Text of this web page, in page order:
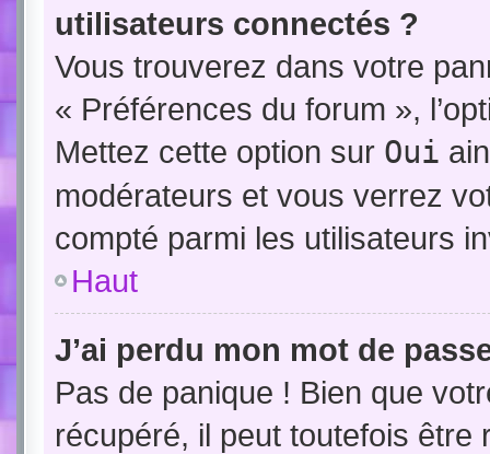
utilisateurs connectés ?
Vous trouverez dans votre
« Préférences du forum »,
Mettez cette option sur Oui
modérateurs et vous verrez
compté parmi les utilisateurs
Haut
J’ai perdu mon mot de
Pas de panique ! Bien que
récupéré, il peut toutefois être